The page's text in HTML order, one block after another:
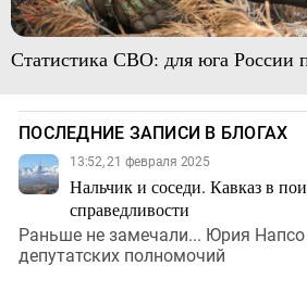
Статистика СВО: для юга России
ПОСЛЕДНИЕ ЗАПИСИ В БЛОГАХ
13:52, 21 февраля 2025
Нальчик и соседи. Кавказ в
справедливости
Раньше не замечали... Юрия
депутатских полномочий